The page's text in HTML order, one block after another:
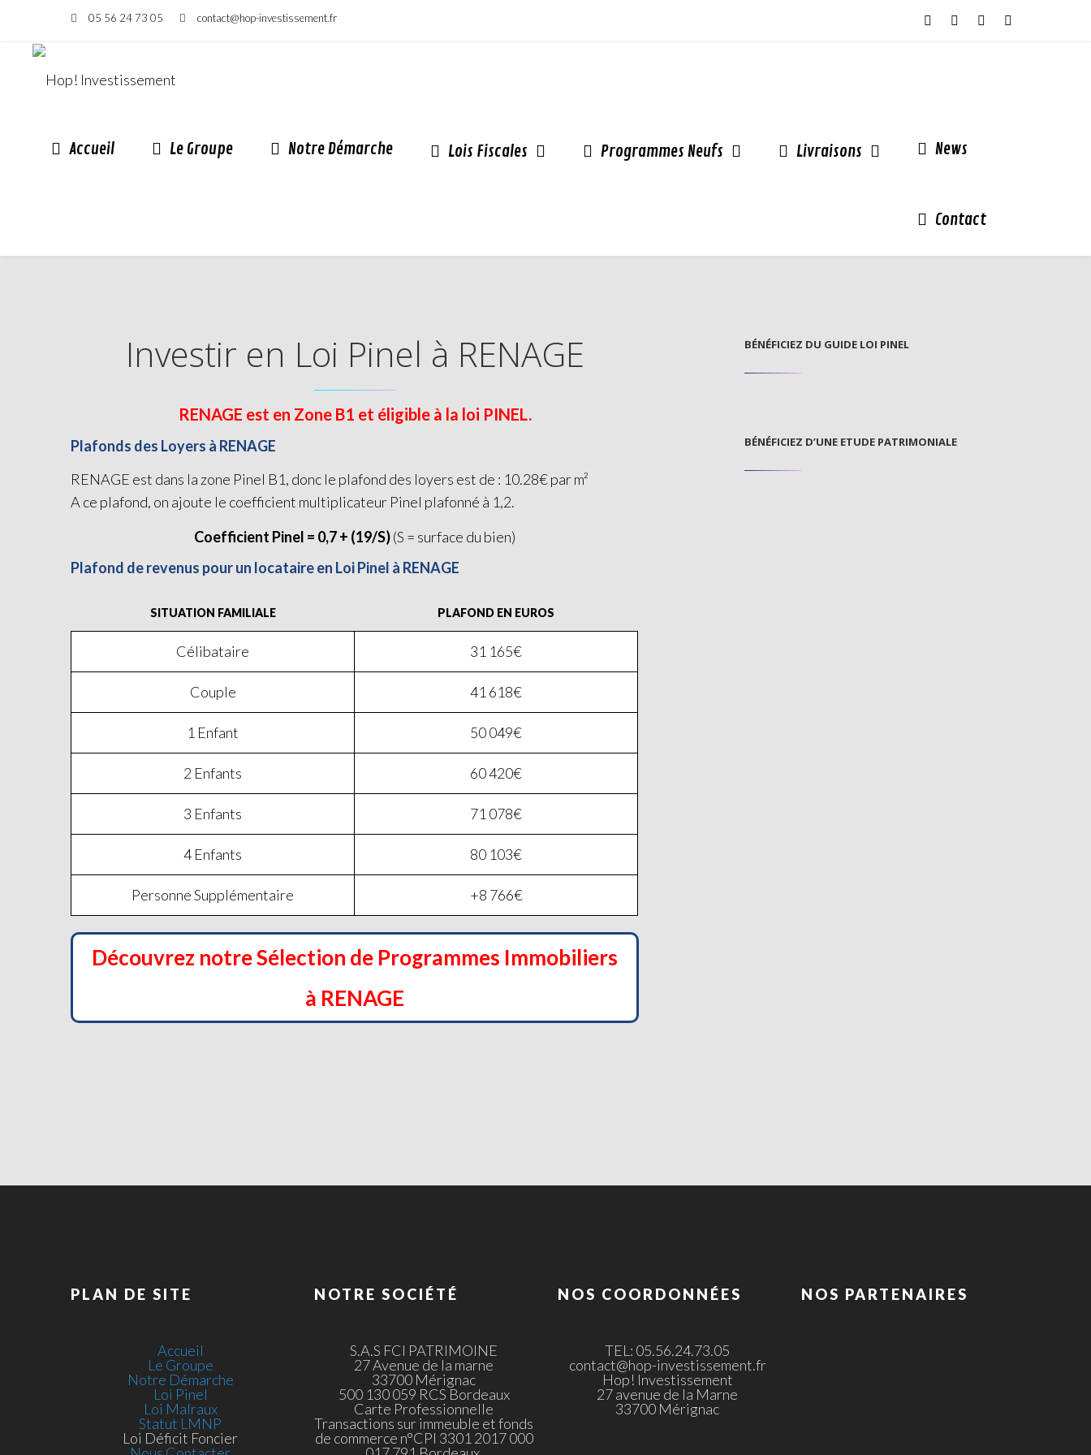
05 56 24 73 05 contact@hop-investissement.fr
Accueil Le Groupe Notre Démarche Lois Fiscales Programmes Neufs Livraisons News
Contact
Investir en Loi Pinel à RENAGE
RENAGE est en Zone B1 et éligible à la loi PINEL.
Plafonds des Loyers à RENAGE
RENAGE est dans la zone Pinel B1, donc le plafond des loyers est de : 10.28€ par m²
A ce plafond, on ajoute le coefficient multiplicateur Pinel plafonné à 1,2.
Coefficient Pinel = 0,7 + (19/S)(S = surface du bien)
Plafond de revenus pour un locataire en Loi Pinel à RENAGE
SITUATION FAMILIALE
Célibataire
Couple
1 Enfant
2 Enfants
3 Enfants
4 Enfants
Personne Supplémentaire
PLAFOND EN EUROS
31 165€
41 618€
50 049€
60 420€
71 078€
80 103€
+8 766€
Découvrez notre Sélection de Programmes Immobiliers
à RENAGE
BÉNÉFICIEZ DU GUIDE LOI PINEL
BÉNÉFICIEZ D’UNE ETUDE PATRIMONIALE
PLAN DE SITE
Accueil
Le Groupe
Notre Démarche
Loi Pinel
Loi Malraux
Statut LMNP
Loi Déficit Foncier
NOTRE SOCIÉTÉ
S.A.S FCI PATRIMOINE
27 Avenue de la marne
33700 Mérignac
500 130 059 RCS Bordeaux
Carte Professionnelle
Transactions sur immeuble et fonds
de commerce n°CPI 3301 2017 000
NOS COORDONNÉES
TEL: 05.56.24.73.05
contact@hop-investissement.fr
Hop! Investissement
27 avenue de la Marne
33700 Mérignac
NOS PARTENAIRES